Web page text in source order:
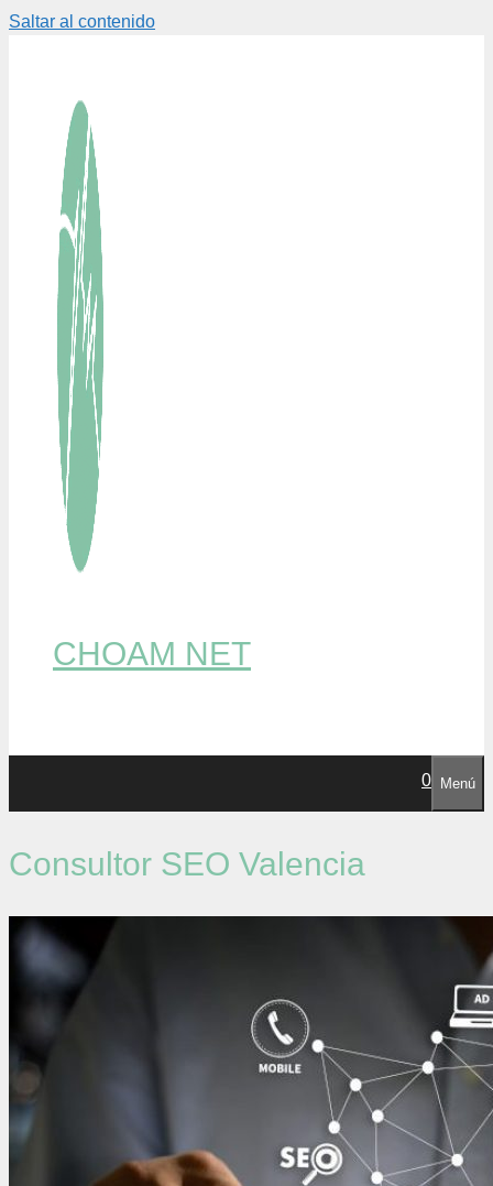
Saltar al contenido
CHOAM NET
0 Menú
Consultor SEO Valencia